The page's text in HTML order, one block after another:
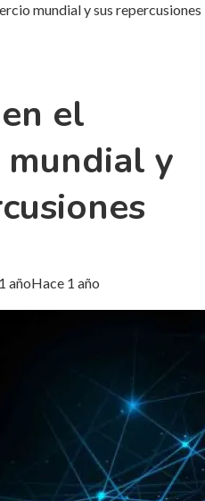
mundial y sus repercusiones
el
y
añoHace 1 año